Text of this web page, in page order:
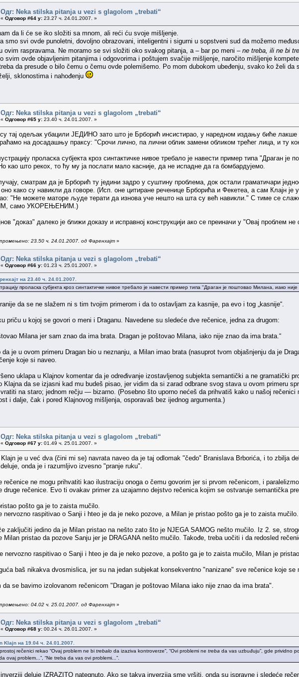
Одг: Neka stilska pitanja u vezi s glagolom „trebati“
« Одговор #64 у: 23.27 ч. 24.01.2007. »
da li će se iko složiti sa mnom, ali reći ću svoje mišljenje.
smo svi ovde punoletni, dovoljno obrazovani, inteligentni i sigurni u sopstveni sud da možemo
u ovim raspravama. Ne moramo se svi složiti oko svakog pitanja, a – bar po meni – ne treba, ili ne bi
svim ovde objavljenim pitanjima i odgovorima i poštujem svačije mišljenje, naročito mišljenje
da presude o bilo čemu o čemu ovde polemišemo. Po mom dubokom ubeđenju, svako ko želi
sklonostima i nahođenju
Одг: Neka stilska pitanja u vezi s glagolom „trebati“
« Одговор #65 у: 23.40 ч. 24.01.2007. »
тај одељак убацили ЈЕДИНО зато што је Брборић инсистирао, у наредном издању биће
на досадашњу праксу: "Срочи лично, па лични облик замени обликом трећег лица, и ту
проласка субјекта кроз синтактичке нивое требало је навести пример типа "Драган
као што рекох, то ћу му ја послати мало касније, да не испадне да га бомбардујемо.
сматрам да је Брборић ту једини задро у суштину проблема, док остали граматичари
како су навикли да говоре. (Исп. оне цитиране реченице Брборића и Фекетеа, а сам Клајн је
"Не можете маторе људе терати да изнова уче нешто на шта су већ навикли." С тиме се
само УКОРЕЊЕНИМ.)
"доказ" далеко је ближи доказу и исправној конструкцији ако се преиначи у "Овај проблем
23.50 ч. 24.01.2007. од Фаренхајт »
Одг: Neka stilska pitanja u vezi s glagolom „trebati“
« Одговор #66 у: 01.23 ч. 25.01.2007. »
на 23.40 ч. 24.01.2007.
проласка субјекта кроз синтактичке нивое требало је навести пример типа "Драган је поштовао Милана, иако
da se ne slažem ni s tim tvojim primerom i da to ostavljam za kasnije, pa evo i tog „kasnije“.
priču u kojoj se govori o meni i Draganu. Navedene su sledeće dve rečenice, jedna za drugom:
Milana jer sam znao da ima brata. Dragan je poštovao Milana, iako nije znao da ima brata.“
da je u ovom primeru Dragan bio u neznanju, a Milan imao brata (nasuprot tvom objašnjenju da je
koje si naveo.
uklapa u Klajnov komentar da je određivanje izostavljenog subjekta semantički a ne gramatički
Klajna da se izjasni kad mu budeš pisao, jer vidim da si zarad odbrane svog stava u ovom primeru
na staro; jednom rečju — bizarno. (Posebno što uporno nećeš da prihvatiš kako u našoj rečenici
i dalje, čak i pored Klajnovog mišljenja, osporavaš bez ijednog argumenta.)
Одг: Neka stilska pitanja u vezi s glagolom „trebati“
« Одговор #67 у: 01.49 ч. 25.01.2007. »
je u već dva (čini mi se) navrata naveo da je taj odlomak "čedo" Branislava Brborića, i to zbilja
onda je i razumljivo izvesno "pranje ruku".
rečenice ne mogu prihvatiti kao ilustraciju onoga o čemu govorim jer si prvom rečenicom, i
druge rečenice. Evo ti ovakav primer za uzajamno dejstvo rečenica kojim se ostvaruje semantička
pošto ga je to zaista mučilo.
nervozno raspitivao o Sanji i hteo je da je neko pozove, a Milan je pristao pošto ga je to zaista mučilo.
zaključiti jedino da je Milan pristao na nešto zato što je NJEGA SAMOG nešto mučilo. Iz 2. se,
Milan pristao da pozove Sanju jer je DRAGANA nešto mučilo. Takođe, treba uočiti i da redosled
nervozno raspitivao o Sanji i hteo je da je neko pozove, a pošto ga je to zaista mučilo, Milan je pristao.
baš nikakva dvosmislica, jer su na jedan subjekat konsekventno "nanizane" sve rečenice koje se
da se bavimo izolovanom rečenicom "Dragan je poštovao Milana iako nije znao da ima brata".
04.02 ч. 25.01.2007. од Фаренхајт »
Одг: Neka stilska pitanja u vezi s glagolom „trebati“
« Одговор #68 у: 00.24 ч. 26.01.2007. »
Klajn на 19.04 ч. 24.01.2007.
rečenici rekao “Ovaj problem ne bi trebalo da izaziva kontroverze”, “Ovi problemi ne treba da vas uzbuđuju”, gde prividno
ovaj problem...”, “Ne treba da vas ovi problemi...”.
deluje IZRAZITO nategnuto. Ako se takva inverzija sme vršiti, onda su ispravne i sledeće